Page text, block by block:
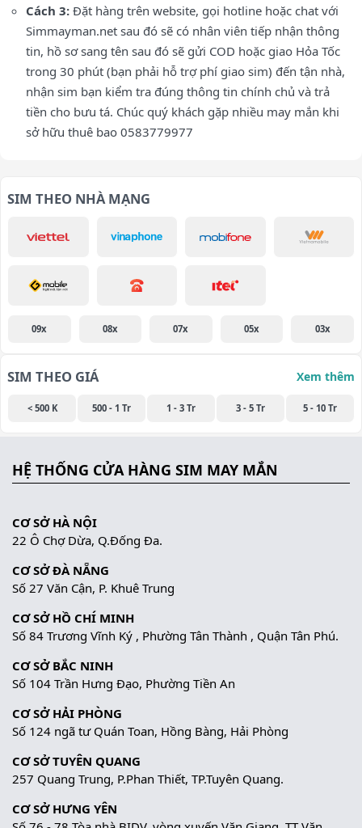
Cách 3: Đặt hàng trên website, gọi hotline hoặc chat với
Simmayman.net sau đó sẽ có nhân viên tiếp nhận thông
tin, hồ sơ sang tên sau đó sẽ gửi COD hoặc giao Hỏa Tốc
trong 30 phút (bạn phải hỗ trợ phí giao sim) đến tận nhà,
nhận sim bạn kiểm tra đúng thông tin chính chủ và trả
tiền cho bưu tá. Chúc quý khách gặp nhiều may mắn khi
sở hữu thuê bao 0583779977
SIM THEO NHÀ MẠNG
09x 08x 07x 05x 03x
SIM THEO GIÁ Xem thêm
< 500 K 500 - 1 Tr 1 - 3 Tr 3 - 5 Tr 5 - 10 Tr
HỆ THỐNG CỬA HÀNG SIM MAY MẮN
CƠ SỞ HÀ NỘI
22 Ô Chợ Dừa, Q.Đống Đa.
CƠ SỞ ĐÀ NẴNG
Số 27 Văn Cận, P. Khuê Trung
CƠ SỞ HỒ CHÍ MINH
Số 84 Trương Vĩnh Ký , Phường Tân Thành , Quận Tân Phú.
CƠ SỞ BẮC NINH
Số 104 Trần Hưng Đạo, Phường Tiền An
CƠ SỞ HẢI PHÒNG
Số 124 ngã tư Quán Toan, Hồng Bàng, Hải Phòng
CƠ SỞ TUYÊN QUANG
257 Quang Trung, P.Phan Thiết, TP.Tuyên Quang.
CƠ SỞ HƯNG YÊN